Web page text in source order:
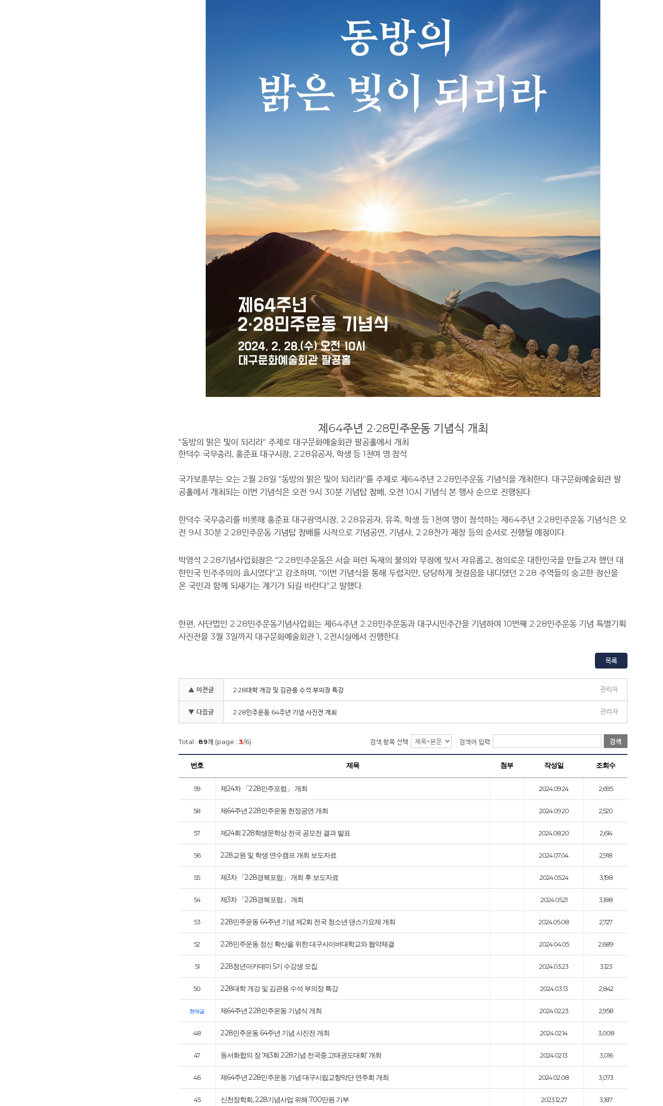
제 64주년 2·28민주운동 기념식 개최
"동방의 밝은 빛이 되리라" 주제로 대구문화예술회관 팔공홀에서 개최
한덕수 국무총리,홍준표 대구시장, 2·28유공자,학생 등 1천여 명 참석
국가보훈부는 오는 2월 28일 "동방의 밝은 빛이 되리라"를 주제로 제64주년 2·28민주운동 기념식을 개최한다. 대구문화예술회관 팔
공홀에서 개최되는 이번 기념식은 오전 9시 30분 기념탑 참배, 오전 10시 기념식 본 행사 순으로 진행된다.
한덕수 국무총리를 비롯해 홍준표 대구광역시장, 2·28유공자, 유족, 학생 등 1천여 명이 참석하는 제64주년 2·28민주운동 기념식은 오
전 9시 30분 2·28민주운동 기념탑 참배를 시작으로 기념공연, 기념사, 2·28찬가 제창 등의 순서로 진행될 예정이다.
박영석 2·28기념사업회장은 "2·28민주운동은 서슬 퍼런 독재의 불의와 부정에 맞서 자유롭고, 정의로운 대한민국을 만들고자 했던 대
한민국 민주주의의 효시였다"고 강조하며, "이번 기념식을 통해 두렵지만, 당당하게 첫걸음을 내디뎠던 2·28 주역들의 숭고한 정신을
온 국민과 함께 되새기는 계기가 되길 바란다"고 말했다.
한편, 사단법인 2·28민주운동기념사업회는 제64주년 2·28민주운동과 대구시민주간을 기념하여 10번째 2·28민주운동 기념 특별기획
사진전을 3월 3일까지 대구문화예술회관 1, 2전시실에서 진행한다.
목록
▲ 이전글 2·28대학 개강 및 김관용 수석 부의장 특강 관리자
▼ 다음글 2·28민주운동 64주년 기념 사진전 개최 관리자
Total : 89개 (page : 3/6) 검색 항목 선택 검색어 입력 검색
번호 제목 첨부 작성일 조회수
59 제24차 「2·28민주포럼」 개최 2024.09.24 2,695
58 제64주년 2·28민주운동 헌정공연 개최 2024.09.20 2,520
57 제24회 2·28학생문학상 전국 공모전 결과 발표 2024.08.20 2,614
56 2·28교원 및 학생 연수캠프 개최 보도자료 2024.07.04 2,918
55 제3차 「2·28경북포럼」 개최 후 보도자료 2024.05.24 3,198
54 제3차 「2·28경북포럼」 개최 2024.05.21 3,188
53 2·28민주운동 64주년 기념 제2회 전국 청소년 댄스가요제 개최 2024.05.08 2,727
52 2·28민주운동 정신 확산을 위한 대구사이버대학교와 협약체결 2024.04.05 2,689
51 2·28청년아카데미 5기 수강생 모집 2024.03.23 3,123
50 2·28대학 개강 및 김관용 수석 부의장 특강 2024.03.13 2,842
현재글 제64주년 2·28민주운동 기념식 개최 2024.02.23 2,958
48 2·28민주운동 64주년 기념 사진전 개최 2024.02.14 3,008
47 동서화합의 장 '제3회 2·28기념 전국중.고태권도대회' 개최 2024.02.13 3,016
46 제64주년 2·28민주운동 기념 대구시립교향악단 연주회 개최 2024.02.08 3,073
45 신천장학회, 2.28기념사업 위해 700만원 기부 2023.12.27 3,187